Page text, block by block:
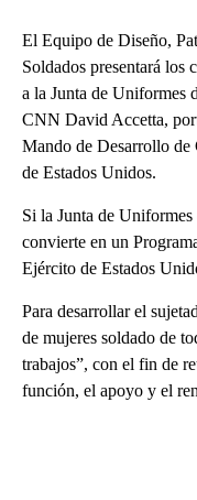
El Equipo de Diseño,
Soldados presentará los
a la Junta de Uniformes
CNN David Accetta,
Mando de Desarrollo de
de Estados Unidos.
Si la Junta de
convierte en un
Ejército de Estados
Para desarrollar el
de mujeres soldado de
trabajos”, con el fin de
función, el apoyo y el